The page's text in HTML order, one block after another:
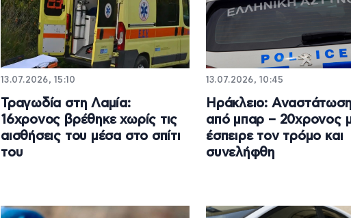
13.07.2026, 15:10
Τραγωδία στη Λαμία:
16χρονος βρέθηκε χωρίς τις
αισθήσεις του μέσα στο σπίτι
του
13.07.2026, 10:45
Ηράκλειο:
από μπαρ – 20χρονος
έσπειρε τον τρόμο και
συνελήφθη